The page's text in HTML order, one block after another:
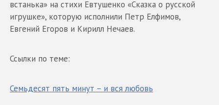
встанька» на стихи Евтушенко «Сказка о русской
игрушке», которую исполнили Петр Елфимов,
Евгений Егоров и Кирилл Нечаев.
Ссылки по теме:
Семьдесят пять минут – и вся любовь